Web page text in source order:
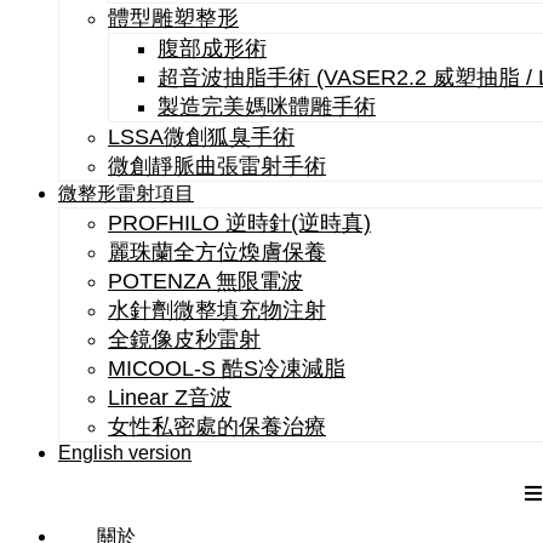
體型雕塑整形
腹部成形術
超音波抽脂手術 (VASER2.2 威塑抽脂 /
製造完美媽咪體雕手術
LSSA微創狐臭手術
微創靜脈曲張雷射手術
微整形雷射項目
PROFHILO 逆時針(逆時真)
麗珠蘭全方位煥膚保養
POTENZA 無限電波
水針劑微整填充物注射
全鏡像皮秒雷射
MICOOL-S 酷S冷凍減脂
Linear Z音波
女性私密處的保養治療
English version
關於